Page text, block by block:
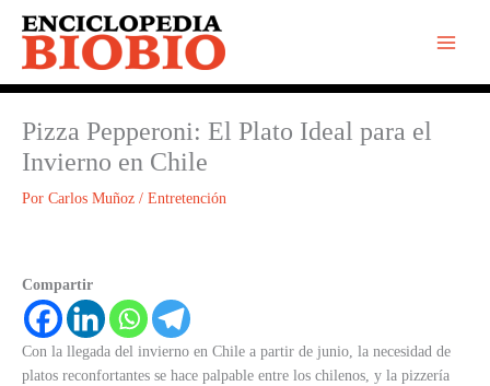
contenido
Pizza Pepperoni: El Plato Ideal para el
Invierno en Chile
Por Carlos Muñoz / Entretención
Compartir
Con la llegada del invierno en Chile a partir de junio, la necesidad de
platos reconfortantes se hace palpable entre los chilenos, y la pizzería